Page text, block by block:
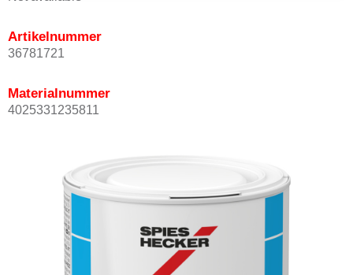
Artikelnummer
36781721
Materialnummer
4025331235811